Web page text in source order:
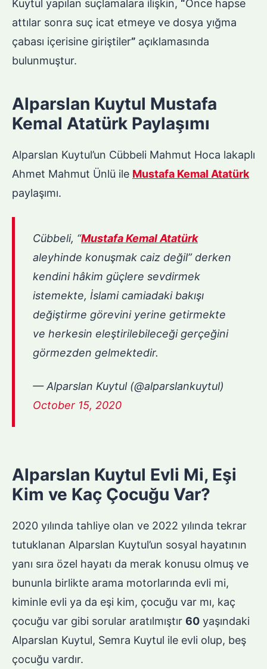
Kuytul yapılan suçlamalara ilişkin, “Önce hapse
attılar sonra suç icat etmeye ve dosya yığma
çabası içerisine giriştiler” açıklamasında
bulunmuştur.
Alparslan Kuytul Mustafa
Kemal Atatürk Paylaşımı
Alparslan Kuytul’un Cübbeli Mahmut Hoca lakaplı
Ahmet Mahmut Ünlü ile Mustafa Kemal Atatürk
paylaşımı.
Cübbeli, “Mustafa Kemal Atatürk
aleyhinde konuşmak caiz değil” derken
kendini hâkim güçlere sevdirmek
istemekte, İslami camiadaki bakışı
değiştirme görevini yerine getirmekte
ve herkesin eleştirilebileceği gerçeğini
görmezden gelmektedir.
— Alparslan Kuytul (@alparslankuytul)
October 15, 2020
Alparslan Kuytul Evli Mi, Eşi
Kim ve Kaç Çocuğu Var?
2020 yılında tahliye olan ve 2022 yılında tekrar
tutuklanan Alparslan Kuytul’un sosyal hayatının
yanı sıra özel hayatı da merak konusu olmuş ve
bununla birlikte arama motorlarında evli mi,
kiminle evli ya da eşi kim, çocuğu var mı, kaç
çocuğu var gibi sorular aratılmıştır 60 yaşındaki
Alparslan Kuytul, Semra Kuytul ile evli olup, beş
çocuğu vardır.